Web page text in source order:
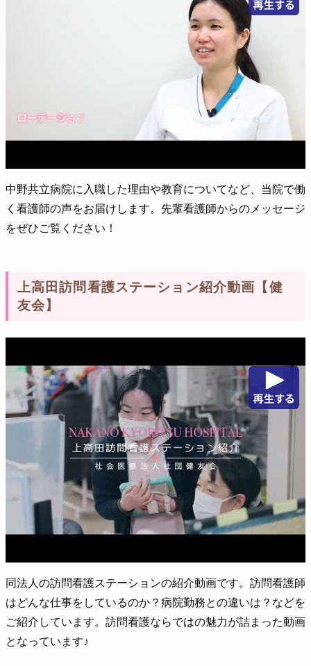
中野共立病院に入職した理由や教育についてなど、当院で働
く看護師の声をお届けします。先輩看護師からのメッセージ
をぜひご覧ください！
上高田訪問看護ステーション紹介動画【健
友会】
同法⼈の訪問看護ステーションの紹介動画です。訪問看護師
はどんな仕事をしているのか？病院勤務との違いは？などを
ご紹介しています。訪問看護ならではの魅力が詰まった動画
となっています♪